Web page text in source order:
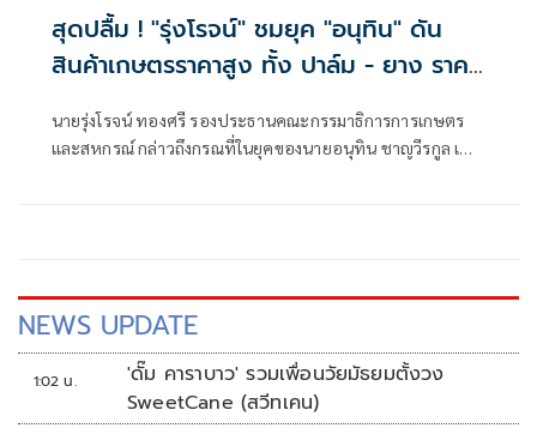
สุดปลื้ม ! "รุ่งโรจน์" ชมยุค "อนุทิน" ดัน
สินค้าเกษตรราคาสูง ทั้ง ปาล์ม - ยาง ราคา
ธรรม พร้อมเดินหน้าลดต้นทุนปุ๋ยช่วย
นายรุ่งโรจน์ ทองศรี รองประธานคณะกรรมาธิการการเกษตร
และสหกรณ์ กล่าวถึงกรณที่ในยุคของนายอนุทิน ชาญวีรกูล เป็น
NEWS UPDATE
1:02 น.
'ดั๊ม คาราบาว' รวมเพื่อนวัยมัธยมตั้งวง
SweetCane (สวีทเคน)